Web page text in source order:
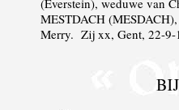
MESTDACH
Merry. Zij xx, Gent, 22-9-